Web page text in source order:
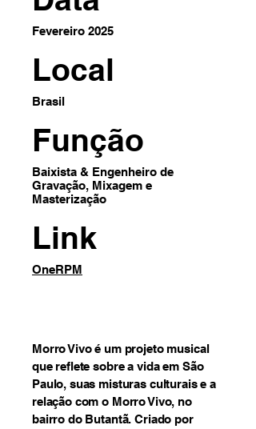
Fevereiro 2025
Local
Brasil
Função
Baixista & Engenheiro de
Gravação, Mixagem e
Masterização
Link
OneRPM
Morro Vivo é um projeto musical
que reflete sobre a vida em São
Paulo, suas misturas culturais e a
relação com o Morro Vivo, no
bairro do Butantã. Criado por